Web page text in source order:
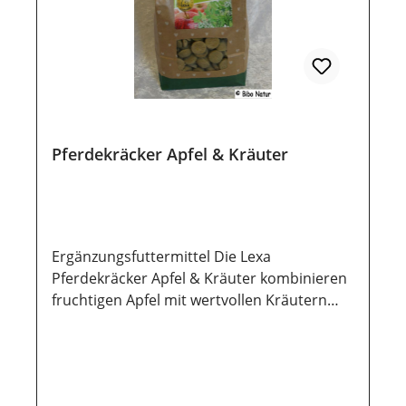
geschützt werden, damit die wertvollen
Inhaltsstoffe lange erhalten bleiben.
Pferdekräcker Apfel & Kräuter
Ergänzungsfuttermittel Die Lexa
Pferdekräcker Apfel & Kräuter kombinieren
fruchtigen Apfel mit wertvollen Kräutern